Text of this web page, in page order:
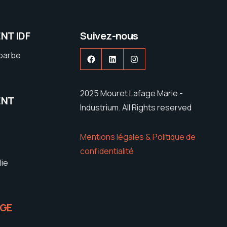
IDF Suivez-nous
Facebook
LinkedInInstagram
2025 Mouret Lafage Marie -
Industrium. All Rights reserved
Mentions légales & Politique de
confidentialité